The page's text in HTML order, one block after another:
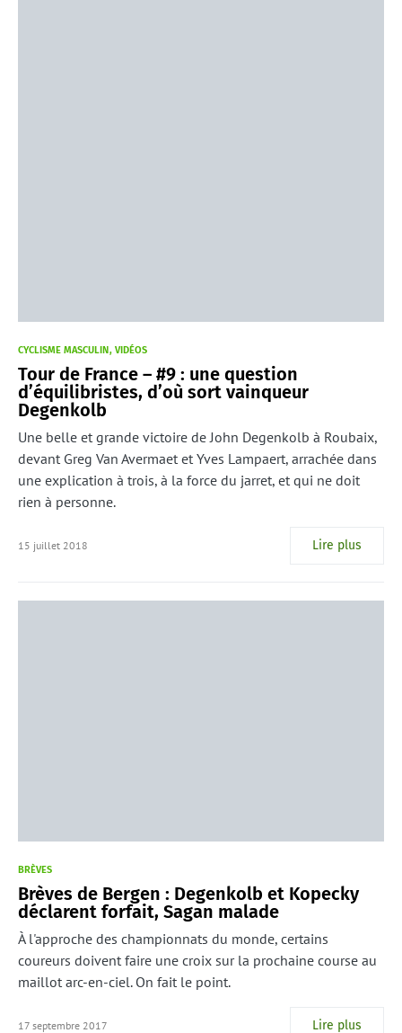
CYCLISME MASCULIN VIDÉOS
Tour de France – #9 : une question
d’équilibristes, d’où sort vainqueur
Degenkolb
Une belle et grande victoire de John Degenkolb à Roubaix,
devant Greg Van Avermaet et Yves Lampaert, arrachée dans
une explication à trois, à la force du jarret, et qui ne doit
rien à personne.
15 juillet 2018 Lire plus
BRÈVES
Brèves de Bergen : Degenkolb et Kopecky
déclarent forfait, Sagan malade
À l'approche des championnats du monde, certains
coureurs doivent faire une croix sur la prochaine course au
maillot arc-en-ciel. On fait le point.
17 septembre 2017 Lire plus